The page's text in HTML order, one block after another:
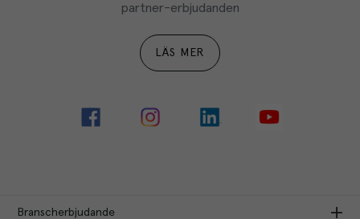
partner-erbjudanden
LÄS MER
Branscherbjudande